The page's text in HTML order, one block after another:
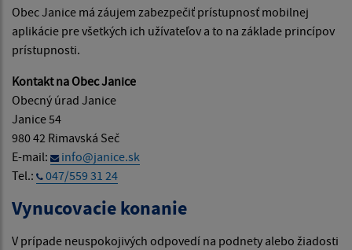
Obec Janice má záujem zabezpečiť prístupnosť mobilnej
aplikácie pre všetkých ich užívateľov a to na základe princípov
prístupnosti.
Kontakt na Obec Janice
Obecný úrad Janice
Janice 54
980 42 Rimavská Seč
E-mail:
info@janice.sk
Tel.:
047/559 31 24
Vynucovacie konanie
V prípade neuspokojivých odpovedí na podnety alebo žiadosti